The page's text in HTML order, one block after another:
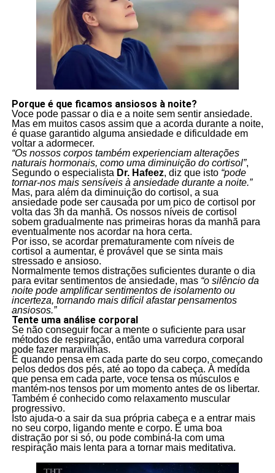
Porque é que ficamos ansiosos à noite?
Voce pode passar o dia e a noite sem sentir ansiedade.
Mas em muitos casos assim que a acorda durante a noite,
é quase garantido alguma ansiedade e dificuldade em
voltar a adormecer.
“Os nossos corpos também experienciam alterações
naturais hormonais, como uma diminuição do cortisol”,
Segundo o especialista Dr. Hafeez, diz que isto “pode
tornar-nos mais sensíveis à ansiedade durante a noite.”
Mas, para além da diminuição do cortisol, a sua
ansiedade pode ser causada por um pico de cortisol por
volta das 3h da manhã. Os nossos níveis de cortisol
sobem gradualmente nas primeiras horas da manhã para
eventualmente nos acordar na hora certa.
Por isso, se acordar prematuramente com níveis de
cortisol a aumentar, é provável que se sinta mais
stressado e ansioso.
Normalmente temos distrações suficientes durante o dia
para evitar sentimentos de ansiedade, mas “o silêncio da
noite pode amplificar sentimentos de isolamento ou
incerteza, tornando mais difícil afastar pensamentos
ansiosos.”
Tente uma análise corporal
Se não conseguir focar a mente o suficiente para usar
métodos de respiração, então uma varredura corporal
pode fazer maravilhas.
É quando pensa em cada parte do seu corpo, começando
pelos dedos dos pés, até ao topo da cabeça. À medida
que pensa em cada parte, voce tensa os músculos e
mantém-nos tensos por um momento antes de os libertar.
Também é conhecido como relaxamento muscular
progressivo.
Isto ajuda-o a sair da sua própria cabeça e a entrar mais
no seu corpo, ligando mente e corpo. É uma boa
distração por si só, ou pode combiná-la com uma
respiração mais lenta para a tornar mais meditativa.